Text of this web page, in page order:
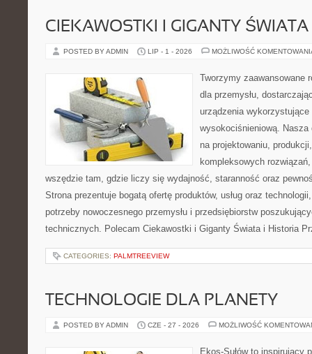
CIEKAWOSTKI I GIGANTY ŚWIATA
POSTED BY ADMIN LIP - 1 - 2026 MOŻLIWOŚĆ
Tworzymy zaawansowane
dla przemysłu,
urządzenia wykorzystujące
wysokociśnieniową. Nasza
na projektowaniu,
kompleksowych
wszędzie tam, gdzie liczy się wydajność, staranność oraz
Strona prezentuje bogatą ofertę produktów, usług oraz
potrzeby nowoczesnego przemysłu i przedsiębiorstw
technicznych. Polecam Ciekawostki i Giganty Świata i Historia
CATEGORIES: PALMTREEVIEW
TECHNOLOGIE DLA PLANETY
POSTED BY ADMIN CZE - 27 - 2026 MOŻLIWOŚĆ
Ekos-Sułów to inspirujący